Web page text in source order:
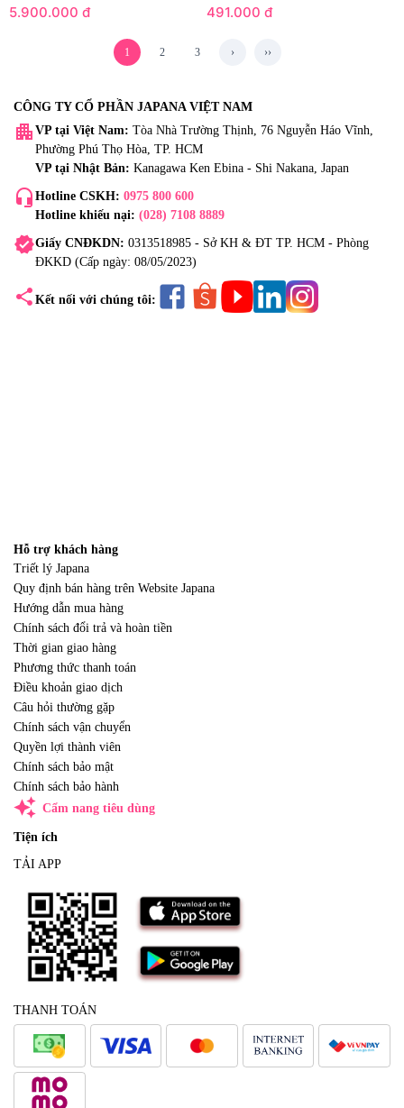
5.900.000 đ 491.000 đ
1 2 3 › ››
CÔNG TY CỔ PHẦN JAPANA VIỆT NAM
apartment VP tại Việt Nam: Tòa Nhà Trường Thịnh, 76 Nguyễn Háo Vĩnh,
Phường Phú Thọ Hòa, TP. HCM
VP tại Nhật Bản: Kanagawa Ken Ebina - Shi Nakana, Japan
headset_mic Hotline CSKH: 0975 800 600
Hotline khiếu nại: (028) 7108 8889
verifiedGiấy CNĐKDN: 0313518985 - Sở KH & ĐT TP. HCM - Phòng
ĐKKD (Cấp ngày: 08/05/2023)
share Kết nối với chúng tôi:
Hỗ trợ khách hàng
Triết lý Japana
Quy định bán hàng trên Website Japana
Hướng dẫn mua hàng
Chính sách đổi trả và hoàn tiền
Thời gian giao hàng
Phương thức thanh toán
Điều khoản giao dịch
Câu hỏi thường gặp
Chính sách vận chuyển
Quyền lợi thành viên
Chính sách bảo mật
Chính sách bảo hành
auto_awesome Cẩm nang tiêu dùng
Tiện ích
TẢI APP
THANH TOÁN